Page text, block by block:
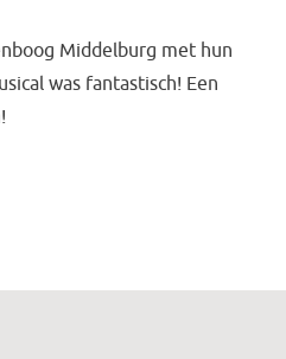
Middelburg met hun
was fantastisch! Een